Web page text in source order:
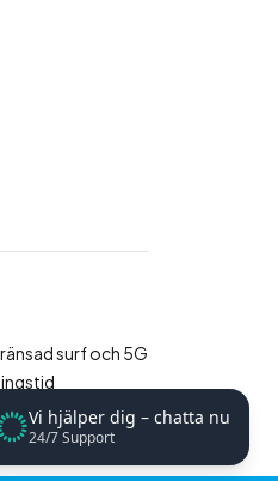
Vi hjälper dig – chatta nu
24/7 Support
surf och 5G